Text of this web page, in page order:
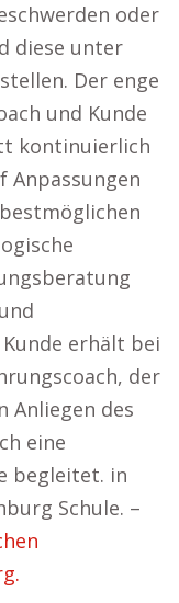
oder
diese unter
Der enge
und Kunde
kontinuierlich
Anpassungen
erhält bei
der
Anliegen des
eine
begleitet. in
Schule. –